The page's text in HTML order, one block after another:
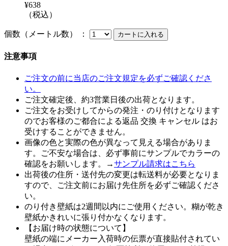
¥638
（税込）
個数（メートル数） ：
注意事項
ご注文の前に当店のご注文規定を必ずご確認くださ
い。
ご注文確定後、約3営業日後の出荷となります。
ご注文をお受けしてからの発注・のり付けとなります
のでお客様のご都合による返品 交換 キャンセル はお
受けすることができません。
画像の色と実際の色が異なって見える場合がありま
す。ご不安な場合は、必ず事前にサンプルでカラーの
確認をお願いします。→サンプル請求はこちら
出荷後の住所・送付先の変更は転送料が必要となりま
すので、ご注文前にお届け先住所を必ずご確認くださ
い。
のり付き壁紙は2週間以内にご使用ください。糊が乾き
壁紙かきれいに張り付かなくなります。
【お届け時の状態について】
壁紙の端にメーカー入荷時の伝票が直接貼付されてい